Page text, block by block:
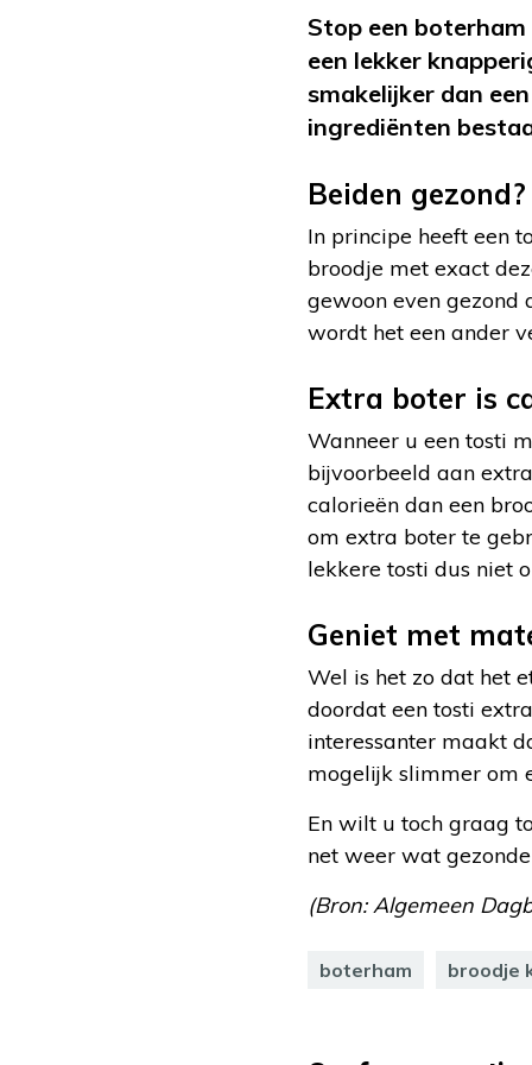
Stop een
een lekker
smakelijker dan
ingrediënten
Beiden gezond?
In principe heeft een
broodje met exact
gewoon even gezond
wordt het een ander
Extra boter is
Wanneer u een tosti
bijvoorbeeld aan
calorieën dan een
om extra boter te
lekkere tosti dus niet
Geniet met
Wel is het zo dat het
doordat een tosti
interessanter maakt
mogelijk slimmer om
En wilt u toch graag
net weer wat
(Bron: Algemeen
boterham broodje